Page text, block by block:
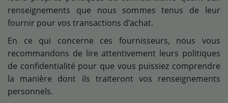
renseignements que nous sommes tenus de leur
fournir pour vos transactions d’achat.
En ce qui concerne ces fournisseurs, nous vous
recommandons de lire attentivement leurs politiques
de confidentialité pour que vous puissiez comprendre
la manière dont ils traiteront vos renseignements
personnels.